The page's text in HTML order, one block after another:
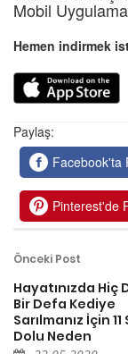
Mobil
Hemen indirmek
Paylaş:
Facebook'ta
Pinterest'de
Önceki Post
Hayatınızda Hiç
Bir Defa Kediye
Sarılmanız İçin
Dolu Neden